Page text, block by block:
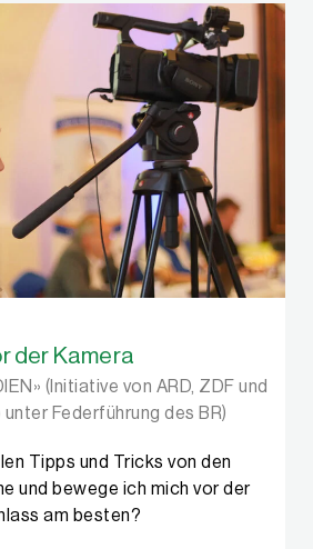
der Kamera
(Initiative von ARD, ZDF und
Federführung des BR)
Tipps und Tricks von den
und bewege ich mich vor der
am besten?